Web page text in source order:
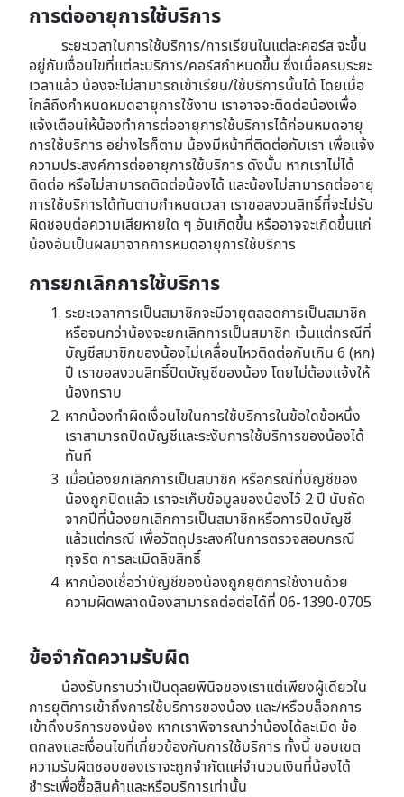
การต่ออายุการใช้บริการ
ระยะเวลาในการใช้บริการ/การเรียนในแต่ละคอร์ส จะขึ้น
อยู่กับเงื่อนไขที่แต่ละบริการ/คอร์สกำหนดขึ้น ซึ่งเมื่อครบระยะ
เวลาแล้ว น้องจะไม่สามารถเข้าเรียน/ใช้บริการนั้นได้ โดยเมื่อ
ใกล้ถึงกำหนดหมดอายุการใช้งาน เราอาจจะติดต่อน้องเพื่อ
แจ้งเตือนให้น้องทำการต่ออายุการใช้บริการได้ก่อนหมดอายุ
การใช้บริการ อย่างไรก็ตาม น้องมีหน้าที่ติดต่อกับเรา เพื่อแจ้ง
ความประสงค์การต่ออายุการใช้บริการ ดังนั้น หากเราไม่ได้
ติดต่อ หรือไม่สามารถติดต่อน้องได้ และน้องไม่สามารถต่ออายุ
การใช้บริการได้ทันตามกำหนดเวลา เราขอสงวนสิทธิ์ที่จะไม่รับ
ผิดชอบต่อความเสียหายใด ๆ อันเกิดขึ้น หรืออาจจะเกิดขึ้นแก่
น้องอันเป็นผลมาจากการหมดอายุการใช้บริการ
การยกเลิกการใช้บริการ
ระยะเวลาการเป็นสมาชิกจะมีอายุตลอดการเป็นสมาชิก
หรือจนกว่าน้องจะยกเลิกการเป็นสมาชิก เว้นแต่กรณีที่
บัญชีสมาชิกของน้องไม่เคลื่อนไหวติดต่อกันเกิน 6 (หก)
ปี เราขอสงวนสิทธิ์ปิดบัญชีของน้อง โดยไม่ต้องแจ้งให้
น้องทราบ
หากน้องทำผิดเงื่อนไขในการใช้บริการในข้อใดข้อหนึ่ง
เราสามารถปิดบัญชีและระงับการใช้บริการของน้องได้
ทันที
เมื่อน้องยกเลิกการเป็นสมาชิก หรือกรณีที่บัญชีของ
น้องถูกปิดแล้ว เราจะเก็บข้อมูลของน้องไว้ 2 ปี นับถัด
จากปีที่น้องยกเลิกการเป็นสมาชิกหรือการปิดบัญชี
แล้วแต่กรณี เพื่อวัตถุประสงค์ในการตรวจสอบกรณี
ทุจริต การละเมิดลิขสิทธิ์
หากน้องเชื่อว่าบัญชีของน้องถูกยุติการใช้งานด้วย
ความผิดพลาดน้องสามารถต่อต่อได้ที่ 06-1390-0705
ข้อจำกัดความรับผิด
น้องรับทราบว่าเป็นดุลยพินิจของเราแต่เพียงผู้เดียวใน
การยุติการเข้าถึงการใช้บริการของน้อง และ/หรือบล็อกการ
เข้าถึงบริการของน้อง หากเราพิจารณาว่าน้องได้ละเมิด ข้อ
ตกลงและเงื่อนไขที่เกี่ยวข้องกับการใช้บริการ ทั้งนี้ ขอบเขต
ความรับผิดชอบของเราจะถูกจำกัดแค่จำนวนเงินที่น้องได้
ชำระเพื่อซื้อสินค้าและหรือบริการเท่านั้น